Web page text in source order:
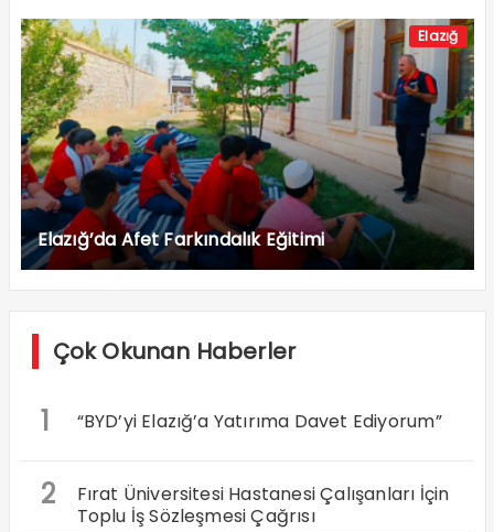
Elazığ
Elazığ’da Afet Farkındalık Eğitimi
Çok Okunan Haberler
1 “BYD’yi Elazığ’a Yatırıma Davet Ediyorum”
2
Fırat Üniversitesi Hastanesi Çalışanları İçin
Toplu İş Sözleşmesi Çağrısı